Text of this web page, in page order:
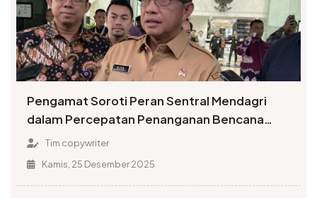
Pengamat Soroti Peran Sentral Mendagri
dalam Percepatan Penanganan Bencana
Sumatera
Tim copywriter
Kamis, 25 Desember 2025